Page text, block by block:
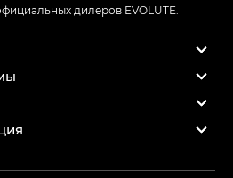
дилеров EVOLUTE.